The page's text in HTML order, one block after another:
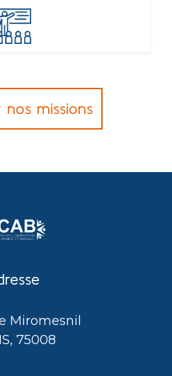
nos missions
Miromesnil
75008